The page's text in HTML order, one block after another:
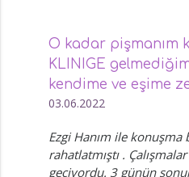
O kadar pişmanım
KLINIGE
kendime ve eşime
03.06.2022
Ezgi Hanım ile konuşma
rahatlatmıştı .
geçiyordu. 3 günün